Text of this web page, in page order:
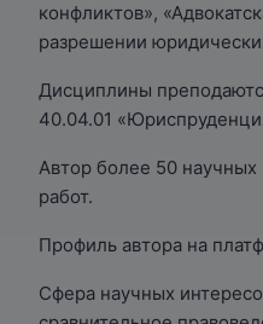
конфликтов»,
разрешении
Дисциплины
40.04.01
Автор более 50
работ.
Профиль автора на
Сфера научных